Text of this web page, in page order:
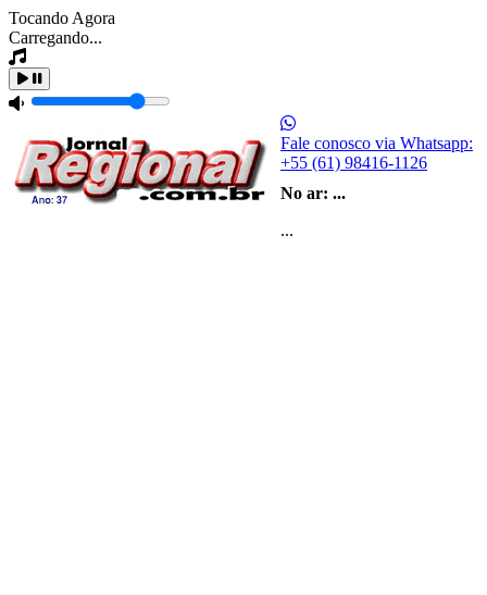
Tocando Agora
Carregando...
Fale conosco via Whatsapp:
+55 (61) 98416-1126
No ar: ...
...